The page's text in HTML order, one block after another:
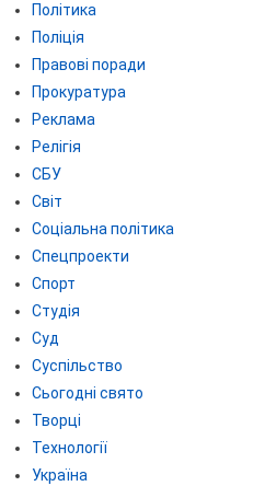
Політика
Поліція
Правові поради
Прокуратура
Реклама
Релігія
СБУ
Світ
Соціальна політика
Спецпроекти
Спорт
Студія
Суд
Суспільство
Сьогодні свято
Творці
Технології
Україна